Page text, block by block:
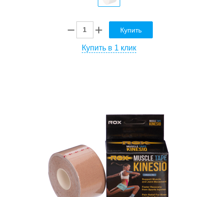
Купить
Купить в 1 клик